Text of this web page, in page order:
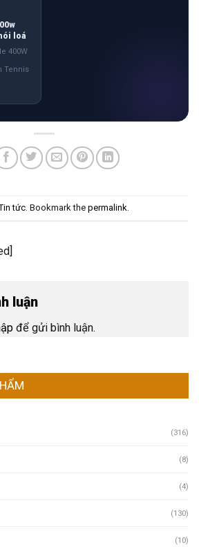
loá
400W
Tennis
tức . Bookmark the permalink
luận
để gửi bình luận.
(316)
(8)
(4)
(130)
(10)